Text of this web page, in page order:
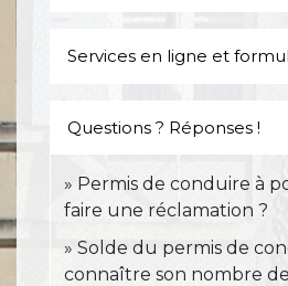
Services en ligne et
Questions ? Réponses !
Permis de conduire à
faire une réclamation ?
Solde du permis de
connaître son nombre